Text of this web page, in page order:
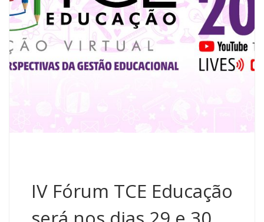
IV Fórum TCE Educação